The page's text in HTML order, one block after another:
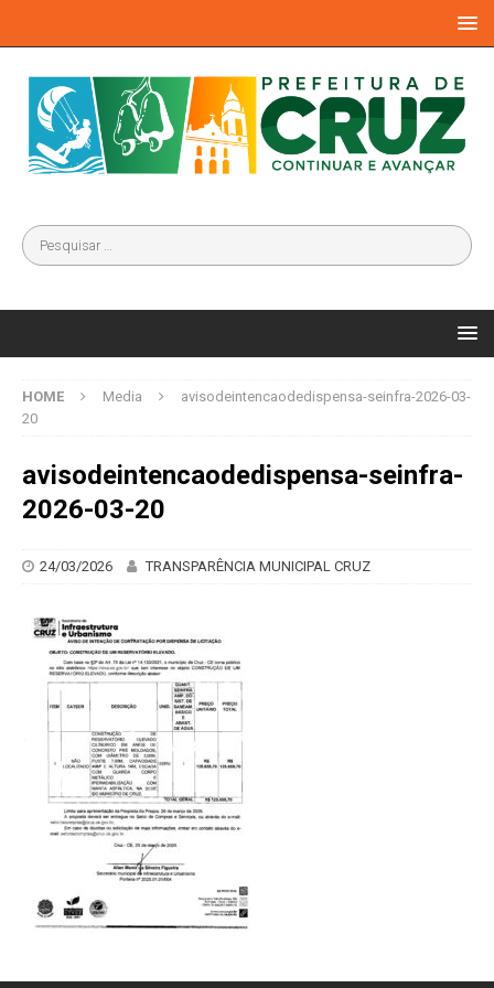
HOME Media
avisodeintencaodedispensa-seinfra-2026-03-
20
avisodeintencaodedispensa-seinfra-
2026-03-20
24/03/2026 TRANSPARÊNCIA MUNICIPAL CRUZ